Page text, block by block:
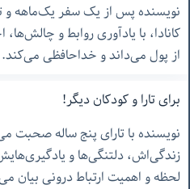
نویسنده پس از یک سفر یک‌ماهه و
کانادا، با یادآوری روابط و
از پول می‌داند و خداحافظی می‌کند.
برای تارا و کودکان دیگر!
نویسنده با تارای پنج ساله صحبت
زندگی‌اش، دلتنگی‌ها و
لحظه و اهمیت ارتباط درونی بیان